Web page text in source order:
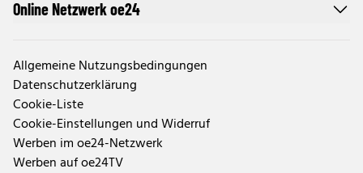
Online Netzwerk oe24
Allgemeine Nutzungsbedingungen
Datenschutzerklärung
Cookie-Liste
Cookie-Einstellungen und Widerruf
Werben im oe24-Netzwerk
Werben auf oe24TV